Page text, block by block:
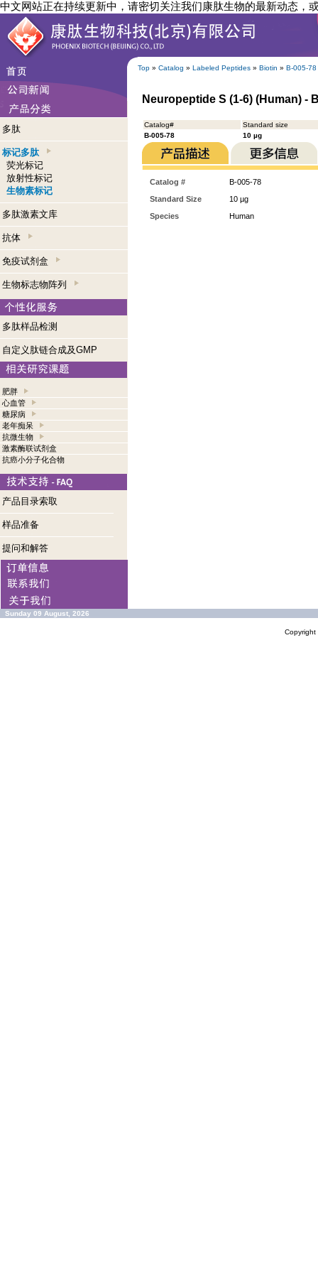
中文网站正在持续更新中，请密切关注我们康肽生物的最新动态，
Top » Catalog » Labeled Peptides » Biotin » B-005-78
多肽
标记多肽
荧光标记
放射性标记
生物素标记
多肽激素文库
抗体
免疫试剂盒
生物标志物阵列
多肽样品检测
自定义肽链合成及GMP
肥胖
心血管
糖尿病
老年痴呆
抗微生物
激素酶联试剂盒
抗癌小分子化合物
产品目录索取
样品准备
提问和解答
Neuropeptide S (1-6) (Human) -
Catalog#
Standard size
B-005-78
10 µg
Catalog #
B-005-78
Standard Size
10 µg
Species
Human
Sunday 09 August, 2026